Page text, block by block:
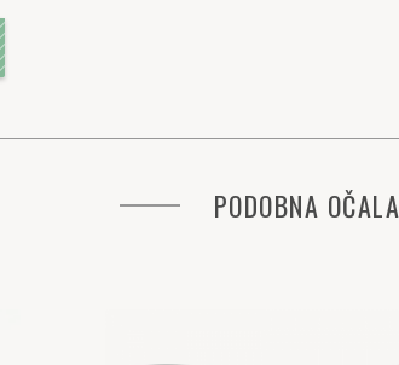
PODOBNA OČALA